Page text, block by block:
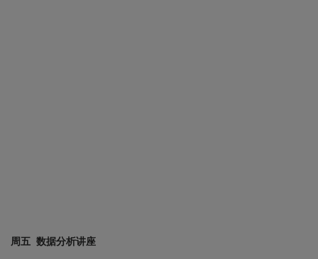
周五 数据分析讲座